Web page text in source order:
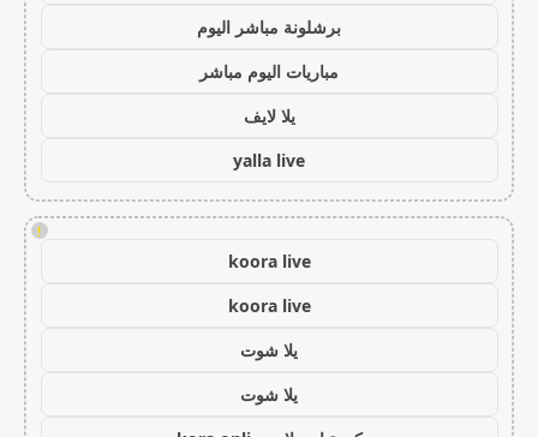
برشلونة مباشر اليوم
مباريات اليوم مباشر
يلا لايف
yalla live
!
koora live
koora live
يلا شوت
يلا شوت